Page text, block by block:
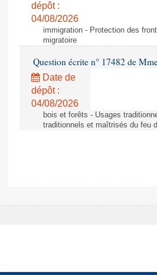
dépôt :
04/08/2026
immigration - Protection des
migratoire
Question écrite n° 17482 de
Date de
dépôt :
04/08/2026
bois et forêts - Usages
traditionnels et maîtrisés du feu